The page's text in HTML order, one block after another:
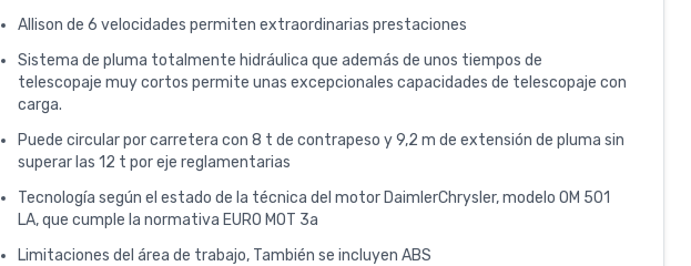
Allison de 6 velocidades permiten extraordinarias prestaciones
Sistema de pluma totalmente hidráulica que además de unos tiempos de
telescopaje muy cortos permite unas excepcionales capacidades de telescopaje con
carga.
Puede circular por carretera con 8 t de contrapeso y 9,2 m de extensión de pluma sin
superar las 12 t por eje reglamentarias
Tecnología según el estado de la técnica del motor DaimlerChrysler, modelo OM 501
LA, que cumple la normativa EURO MOT 3a
Limitaciones del área de trabajo, También se incluyen ABS